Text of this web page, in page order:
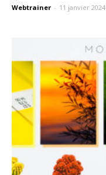
Webtrainer - 11 janvier 2024